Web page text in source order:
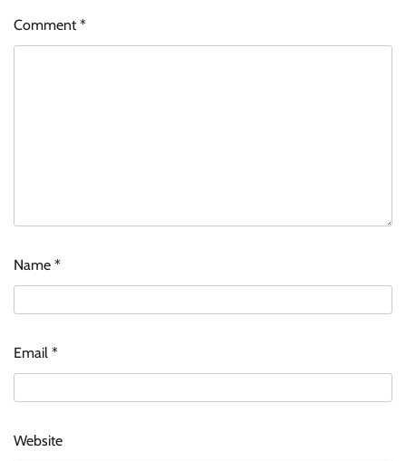
Comment*
Name *
Email *
Website